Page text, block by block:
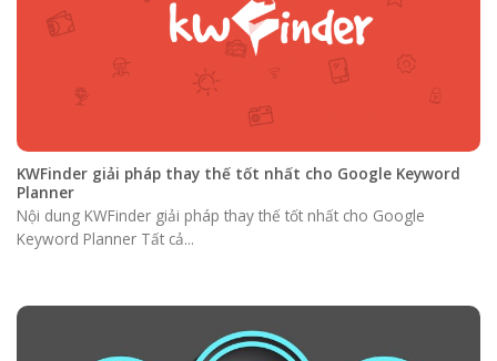
KWFinder giải pháp thay thế tốt nhất cho Google Keyword
Planner
Nội dung KWFinder giải pháp thay thế tốt nhất cho Google
Keyword Planner Tất cả...